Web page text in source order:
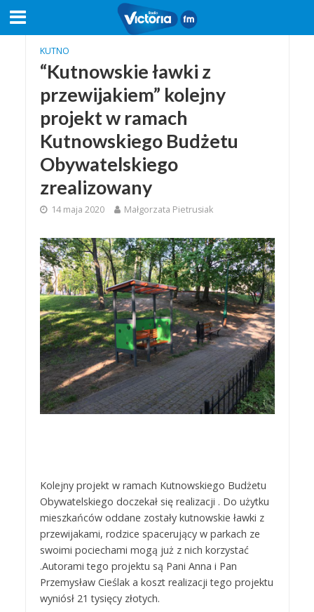
KUTNO
“Kutnowskie ławki z
przewijakiem” kolejny
projekt w ramach
Kutnowskiego Budżetu
Obywatelskiego
zrealizowany
14 maja 2020 Małgorzata Pietrusiak
Kolejny projekt w ramach Kutnowskiego Budżetu
Obywatelskiego doczekał się realizacji . Do użytku
mieszkańców oddane zostały kutnowskie ławki z
przewijakami, rodzice spacerujący w parkach ze
swoimi pociechami mogą już z nich korzystać
.Autorami tego projektu są Pani Anna i Pan
Przemysław Cieślak a koszt realizacji tego projektu
wyniósł 21 tysięcy złotych.